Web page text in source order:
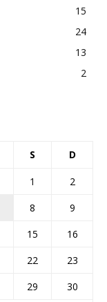
15
24
13
2
S D
1
2
8
9
15
16
22
23
29
30